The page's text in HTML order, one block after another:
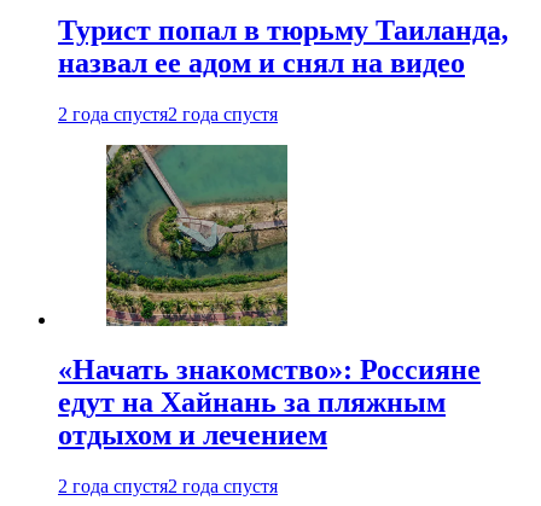
Турист попал в тюрьму Таиланда,
назвал ее адом и снял на видео
2 года спустя2 года спустя
«Начать знакомство»: Россияне
едут на Хайнань за пляжным
отдыхом и лечением
2 года спустя2 года спустя